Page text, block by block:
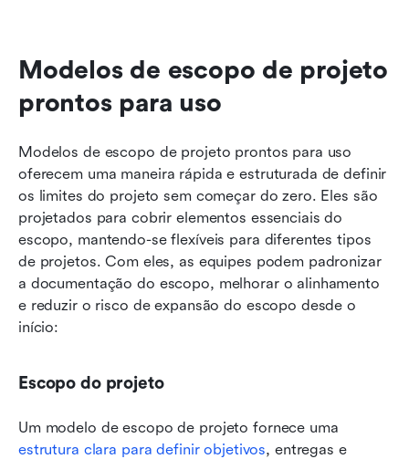
Modelos de escopo de projeto
prontos para uso
Modelos de escopo de projeto prontos para uso
oferecem uma maneira rápida e estruturada de definir
os limites do projeto sem começar do zero. Eles são
projetados para cobrir elementos essenciais do
escopo, mantendo-se flexíveis para diferentes tipos
de projetos. Com eles, as equipes podem padronizar
a documentação do escopo, melhorar o alinhamento
e reduzir o risco de expansão do escopo desde o
início:
Escopo do projeto
estrutura clara para definir objetivos, entregas e